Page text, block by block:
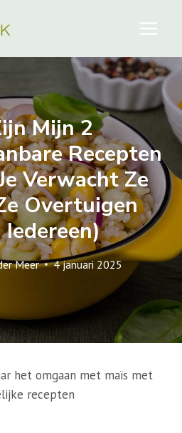
Mijn 2
Recepten
Verwacht Ze
Overtuigen
Meer 4 januari 2025
het omgaan met maïs met
recepten